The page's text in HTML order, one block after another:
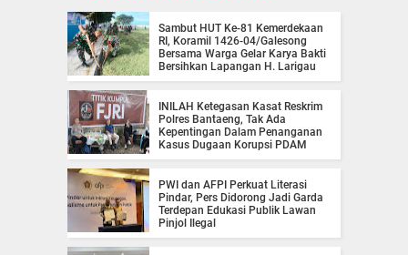
Sambut HUT Ke-81 Kemerdekaan
RI, Koramil 1426-04/Galesong
Bersama Warga Gelar Karya Bakti
Bersihkan Lapangan H. Larigau
INILAH Ketegasan Kasat Reskrim
Polres Bantaeng, Tak Ada
Kepentingan Dalam Penanganan
Kasus Dugaan Korupsi PDAM
PWI dan AFPI Perkuat Literasi
Pindar, Pers Didorong Jadi Garda
Terdepan Edukasi Publik Lawan
Pinjol Ilegal